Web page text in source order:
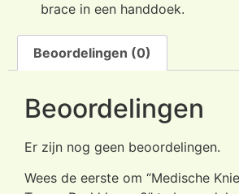
brace in een handdoek.
Beoordelingen (0)
Beoordelingen
Er zijn nog geen beoordelingen.
Wees de eerste om “Medische